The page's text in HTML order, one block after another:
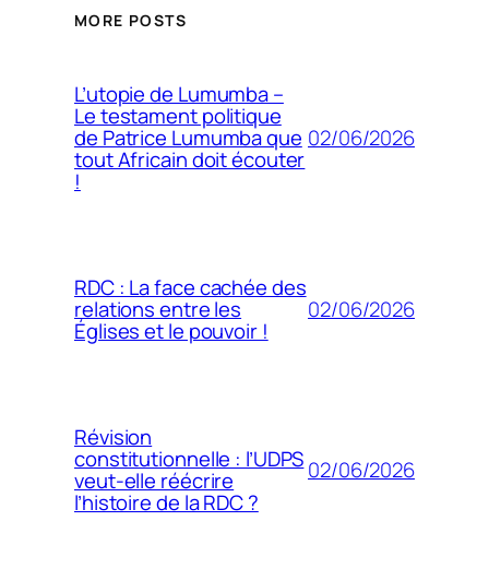
MORE POSTS
L’utopie de Lumumba –
Le testament politique
de Patrice Lumumba que
tout Africain doit écouter
!
02/06/2026
RDC : La face cachée des
relations entre les
Églises et le pouvoir !
02/06/2026
Révision
constitutionnelle : l’UDPS
veut-elle réécrire
l’histoire de la RDC ?
02/06/2026